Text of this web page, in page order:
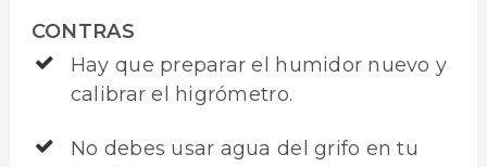
CONTRAS
Hay que preparar el humidor nuevo y
calibrar el higrómetro.
No debes usar agua del grifo en tu